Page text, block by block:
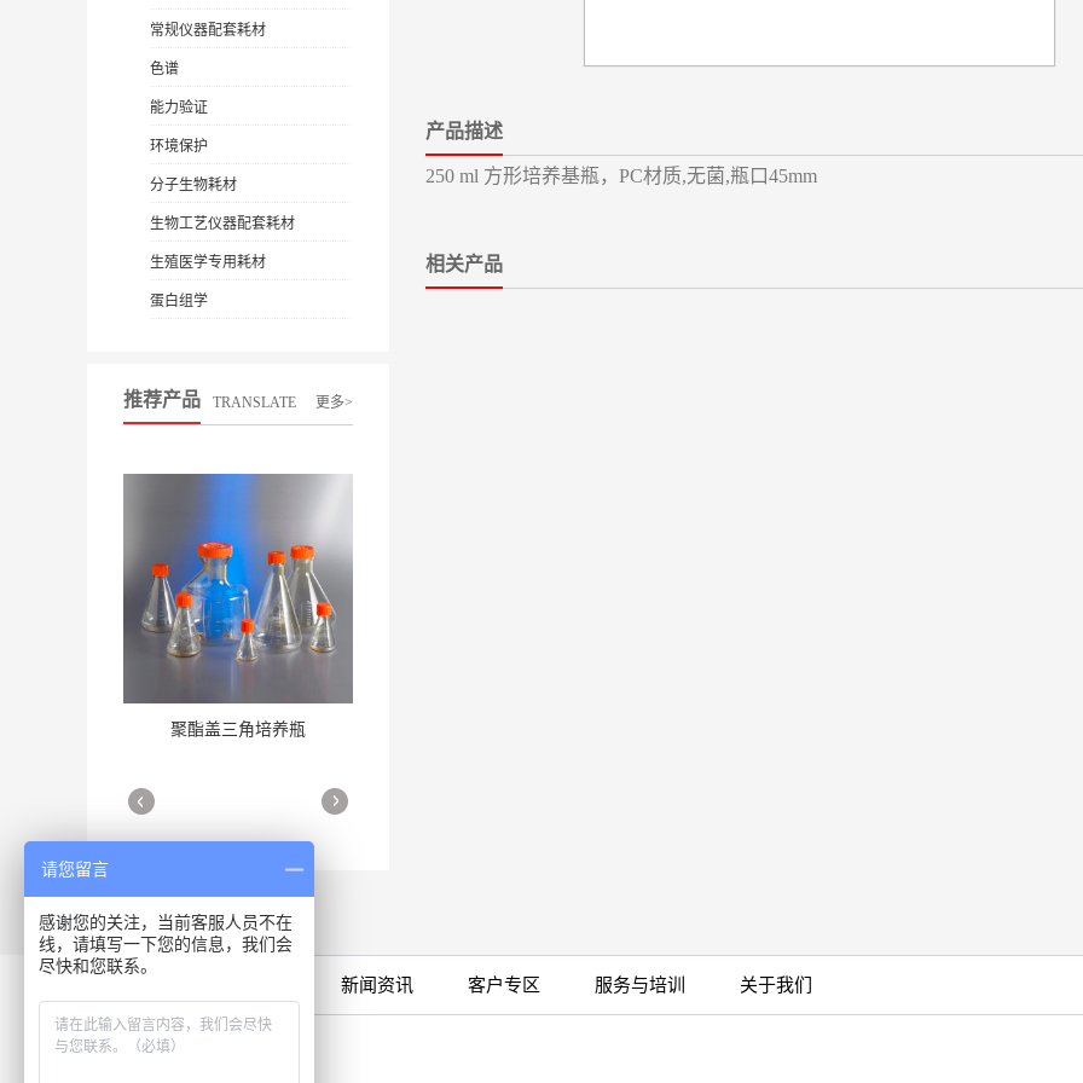
常规仪器配套耗材
色谱
能力验证
环境保护
分子生物耗材
生物工艺仪器配套耗材
生殖医学专用耗材
蛋白组学
推荐产品 TRANSLATE 更多>
聚酯盖三角培养瓶
More
产品描述
250 ml 方形培养基瓶，PC材质,无菌,瓶口45mm
相关产品
新闻资讯 客户专区 服务与培训 关于我们
咨询专线
请您留言
感谢您的关注，当前客服人员不在
线，请填写一下您的信息，我们会
尽快和您联系。